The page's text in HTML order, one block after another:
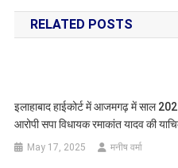
RELATED POSTS
इलाहाबाद हाईकोर्ट में आजमगढ़ में साल
आरोपी सपा विधायक रमाकांत यादव की
May 17, 2025 मनीष वर्मा